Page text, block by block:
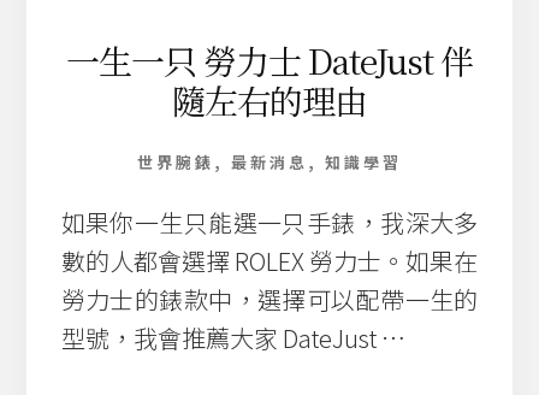
行
一生一只 勞力士 DateJust 伴
隨左右的理由
世界腕錶 , 最新消息 , 知識學習
如果你一生只能選一只手錶，我深大多
數的人都會選擇 ROLEX 勞力士。如果在
勞力士的錶款中，選擇可以配帶一生的
型號，我會推薦大家 DateJust …